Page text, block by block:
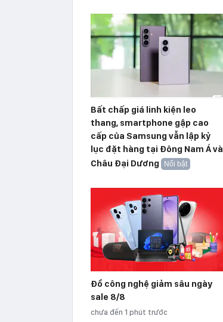
Bất chấp giá linh kiện leo
thang, smartphone gập cao
cấp của Samsung vẫn lập kỷ
lục đặt hàng tại Đông Nam Á và
Châu Đại Dương
Nổi bật
Đồ công nghệ giảm sâu ngày
sale 8/8
chưa đến 1 phút trước